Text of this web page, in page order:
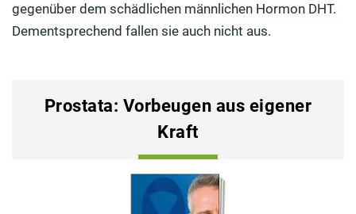
gegenüber dem schädlichen männlichen Hormon DHT.
Dementsprechend fallen sie auch nicht aus.